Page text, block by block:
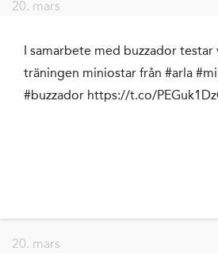
20. mars
I samarbete med buzzador testar
träningen miniostar från #arla
#buzzador https://t.co/
20. mars